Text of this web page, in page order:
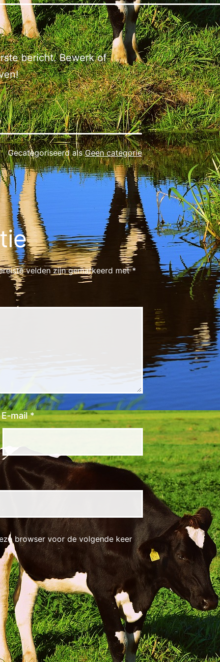
bericht. Bewerk of
Gecategoriseerd alsGeen categorie
velden zijn gemarkeerd met*
E-mail*
browser voor de volgende keer